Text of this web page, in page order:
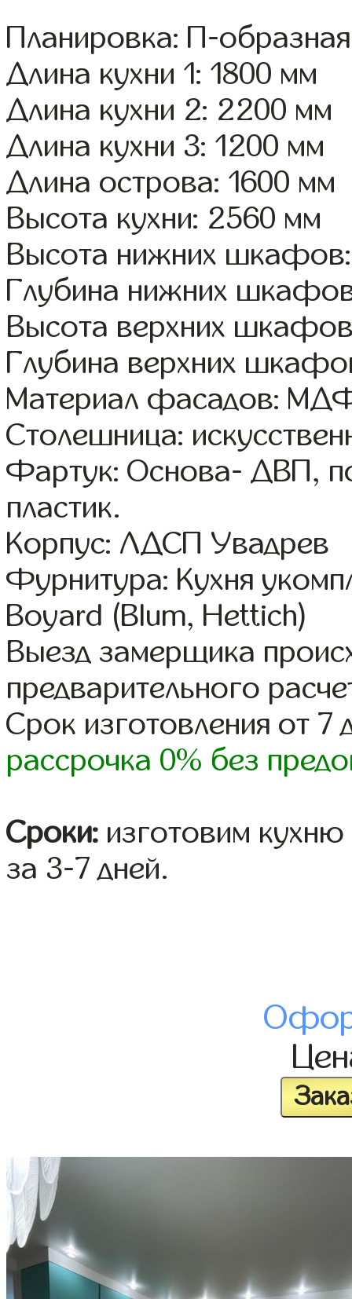
Планировка: П-образная
Длина кухни 1: 1800 мм
Длина кухни 2: 2200 мм
Длина кухни 3: 1200 мм
Длина острова: 1600 мм
Высота кухни: 2560 мм
Высота нижних
Глубина нижних
Высота верхних
Глубина верхних
Материал фасадов:
Столешница:
Фартук: Основа- ДВП,
пластик.
Корпус: ЛДСП Увадрев
Фурнитура: Кухня
Boyard (Blum, Hettich)
Выезд замерщика
предварительного
Срок изготовления от 7
рассрочка 0% без
Сроки: изготовим
за 3-7 дней.